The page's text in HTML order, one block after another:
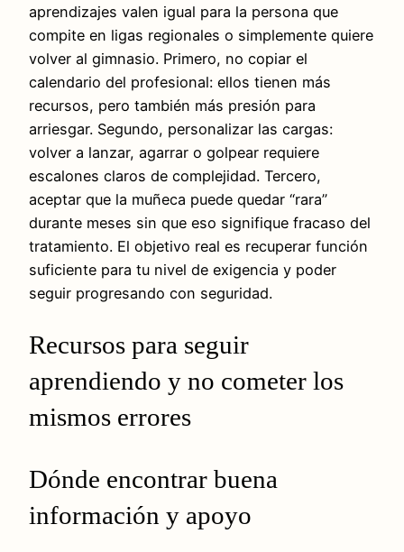
aprendizajes valen igual para la persona que
compite en ligas regionales o simplemente quiere
volver al gimnasio. Primero, no copiar el
calendario del profesional: ellos tienen más
recursos, pero también más presión para
arriesgar. Segundo, personalizar las cargas:
volver a lanzar, agarrar o golpear requiere
escalones claros de complejidad. Tercero,
aceptar que la muñeca puede quedar “rara”
durante meses sin que eso signifique fracaso del
tratamiento. El objetivo real es recuperar función
suficiente para tu nivel de exigencia y poder
seguir progresando con seguridad.
Recursos para seguir
aprendiendo y no cometer los
mismos errores
Dónde encontrar buena
información y apoyo